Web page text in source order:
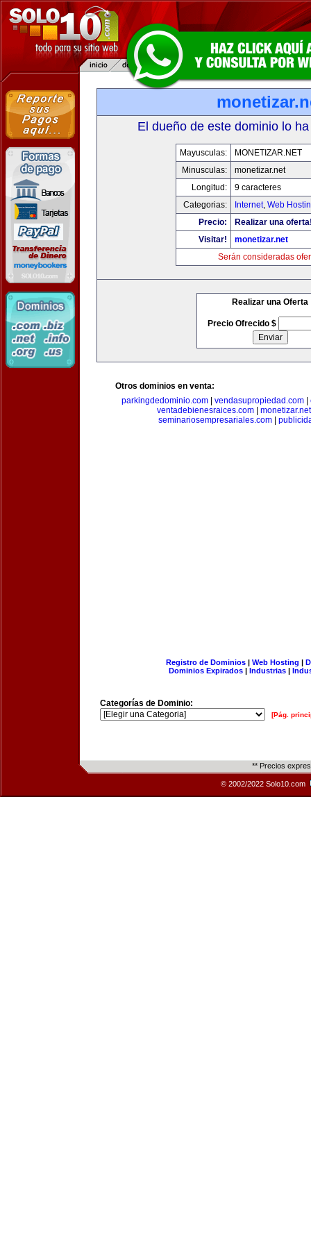
El dueño de este dominio lo
Mayusculas:
MONETIZAR.NET
Minusculas:
monetizar.net
Longitud:
9 caracteres
Categorias:
Internet, Web
Precio:
Realizar una
Visitar!
monetizar.net
Serán consideradas
Realizar una Oferta
Precio Ofrecido $
Otros dominios en venta:
parkingdedominio.com| vendasupropiedad.com|
ventadebienesraices.com
monetizar.net
seminariosempresariales.com
Registro de Dominios| Web Hosting |
Dominios Expirados | Industrias |
Categorías de Dominio:
[Pág.
** Precios
© 2002/2022 Solo10.com